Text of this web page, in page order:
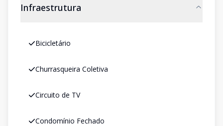
Infraestrutura
Bicicletário
Churrasqueira Coletiva
Circuito de TV
Condomínio Fechado